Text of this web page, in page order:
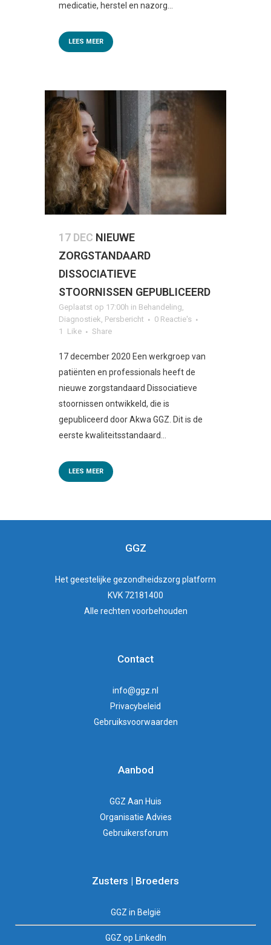
medicatie, herstel en nazorg...
LEES MEER
17 DEC NIEUWE
ZORGSTANDAARD
DISSOCIATIEVE
STOORNISSEN GEPUBLICEERD
Geplaatst op 17:00h in Behandeling
Diagnostiek Persbericht
0 Reactie's
1
Like Share
17 december 2020 Een werkgroep van
patiënten en professionals heeft de
nieuwe zorgstandaard Dissociatieve
stoornissen ontwikkeld, die is
gepubliceerd door Akwa GGZ. Dit is de
eerste kwaliteitsstandaard...
LEES MEER
GGZ
Hetgeestelijke gezondheidszorg platform
KVK 72181400
Alle rechten voorbehouden
Contact
info@ggz.nl
Privacybeleid
Gebruiksvoorwaarden
Aanbod
GGZ Aan Huis
Organisatie Advies
Gebruikersforum
Zusters | Broeders
GGZ in België
GGZ op LinkedIn